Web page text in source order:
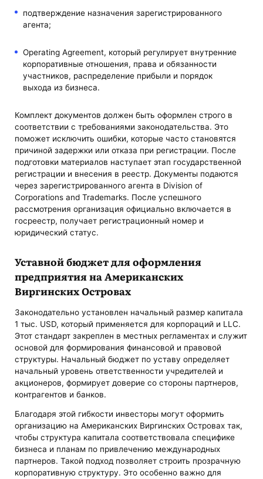
подтверждение назначения зарегистрированного
агента;
Operating Agreement, который регулирует внутренние
корпоративные отношения, права и обязанности
участников, распределение прибыли и порядок
выхода из бизнеса.
Комплект документов должен быть оформлен строго в
соответствии с требованиями законодательства. Это
поможет исключить ошибки, которые часто становятся
причиной задержки или отказа при регистрации. После
подготовки материалов наступает этап государственной
регистрации и внесения в реестр. Документы подаются
через зарегистрированного агента в Division of
Corporations and Trademarks. После успешного
рассмотрения организация официально включается в
госреестр, получает регистрационный номер и
юридический статус.
Уставной бюджет для оформления
предприятия на Американских
Виргинских Островах
Законодательно установлен начальный размер капитала
1 тыс. USD, который применяется для корпораций и LLC.
Этот стандарт закреплен в местных регламентах и служит
основой для формирования финансовой и правовой
структуры. Начальный бюджет по уставу определяет
начальный уровень ответственности учредителей и
акционеров, формирует доверие со стороны партнеров,
контрагентов и банков.
Благодаря этой гибкости инвесторы могут оформить
организацию на Американских Виргинских Островах так,
чтобы структура капитала соответствовала специфике
бизнеса и планам по привлечению международных
партнеров. Такой подход позволяет строить прозрачную
корпоративную структуру. Это особенно важно для